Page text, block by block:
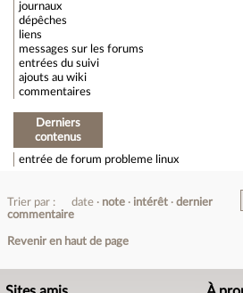
journaux
dépêches
liens
messages sur les forums
entrées du suivi
ajouts au wiki
commentaires
Derniers
contenus
entrée de forum probleme linux
Trier par : date note intérêt
dernier
commentaire
Revenir en haut de page